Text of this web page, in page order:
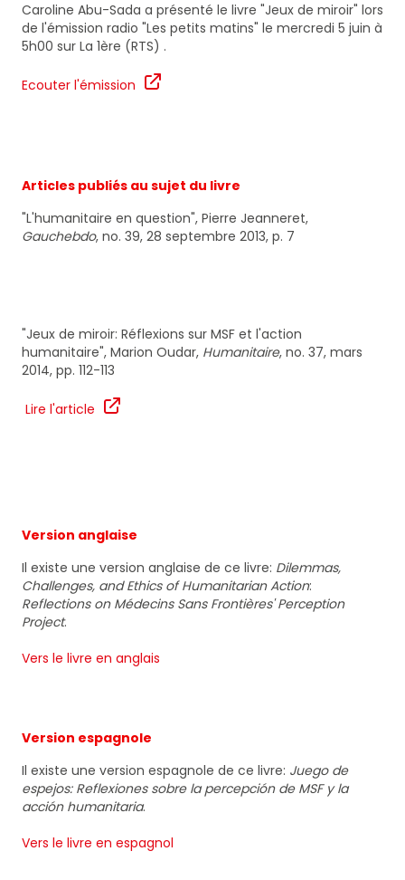
Caroline Abu-Sada a présenté le livre "Jeux de miroir" lors
de l'émission radio "Les petits matins" le mercredi 5 juin à
5h00 sur La 1ère (RTS) .
Ecouter l'émission
Articles publiés au sujet du livre
"L'humanitaire en question", Pierre Jeanneret,
Gauchebdo, no. 39, 28 septembre 2013, p. 7
"Jeux de miroir: Réflexions sur MSF et l'action
humanitaire", Marion Oudar, Humanitaire, no. 37, mars
2014, pp. 112-113
Lire l'article
Version anglaise
Il existe une version anglaise de ce livre: Dilemmas,
Challenges, and Ethics of Humanitarian Action:
Reflections on Médecins Sans Frontières' Perception
Project.
Vers le livre en anglais
Version espagnole
Il existe une version espagnole de ce livre: Juego de
espejos: Reflexiones sobre la percepción de MSF y la
acción humanitaria.
Vers le livre en espagnol